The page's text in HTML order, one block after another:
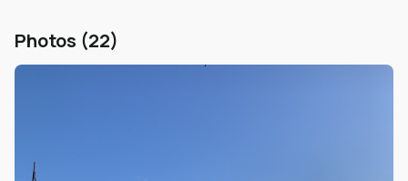
Photos (22)